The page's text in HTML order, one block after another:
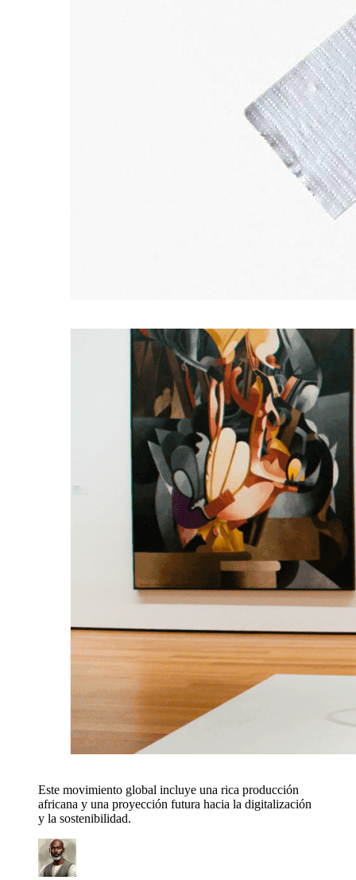
Este movimiento global incluye una rica producción
africana y una proyección futura hacia la digitalización
y la sostenibilidad.